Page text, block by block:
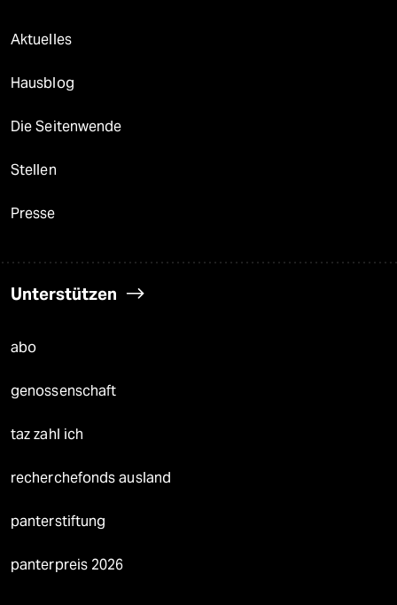
Aktuelles
Hausblog
Die Seitenwende
Stellen
Presse
Unterstützen
abo
genossenschaft
taz zahl ich
recherchefonds ausland
panterstiftung
panterpreis 2026